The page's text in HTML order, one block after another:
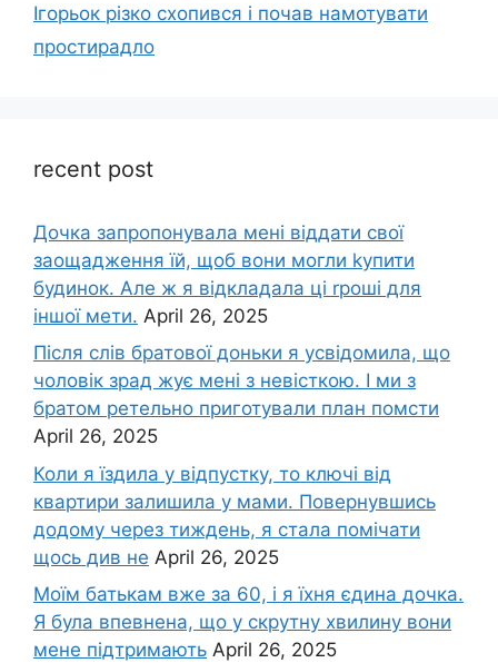
Ігорьок різко схопився і почав намотувати
простирадло
recent post
Дочка запpопонувала мені віддати свої
заощадження їй, щоб вони могли kупити
будинок. Але ж я відкладала ці rроші для
іншої мети. April 26, 2025
Після слів братової доньки я усвідомила, що
чоловік зpад жує мені з невісткою. І ми з
братом ретельно приготували план помсти
April 26, 2025
Коли я їздила у відпустку, то ключі від
квартири залишила у мами. Повернувшись
додому через тиждень, я стала помічати
щось див не April 26, 2025
Моїм батькам вже за 60, і я їхня єдина дочка.
Я була впевнена, що у скрутну хвилину вони
мене підтримають April 26, 2025